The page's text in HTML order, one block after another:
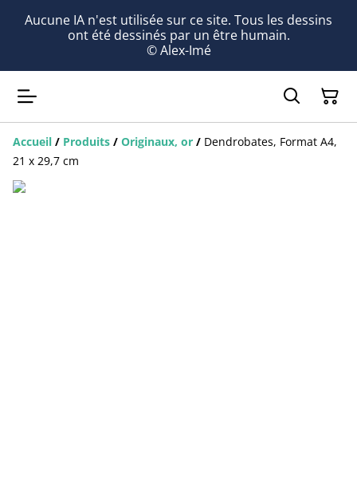
Aucune IA n'est utilisée sur ce site. Tous les dessins
ont été dessinés par un être humain.
© Alex-Imé
Accueil / Produits / Originaux, or / Dendrobates, Format A4,
21 x 29,7 cm